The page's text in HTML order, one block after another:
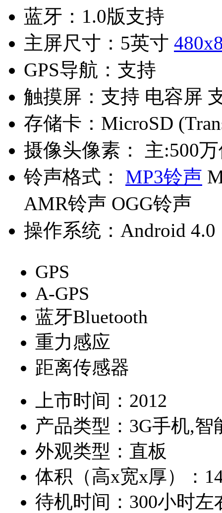
蓝牙： 1.0版支持
主屏尺寸： 5英寸
GPS导航： 支持
触摸屏： 支持 电容屏
存储卡： MicroSD
摄像头像素：
主:500
铃声格式：
MP3铃声
AMR铃声 OGG铃声
操作系统： Android 4.0
GPS
A-GPS
蓝牙Bluetooth
重力感应
距离传感器
上市时间： 2012
产品类型： 3G手机,智
外观类型： 直板
体积（高x宽x厚）：
待机时间： 300小时左